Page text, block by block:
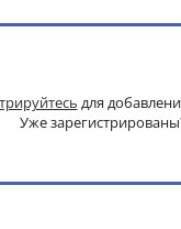
для
Уже